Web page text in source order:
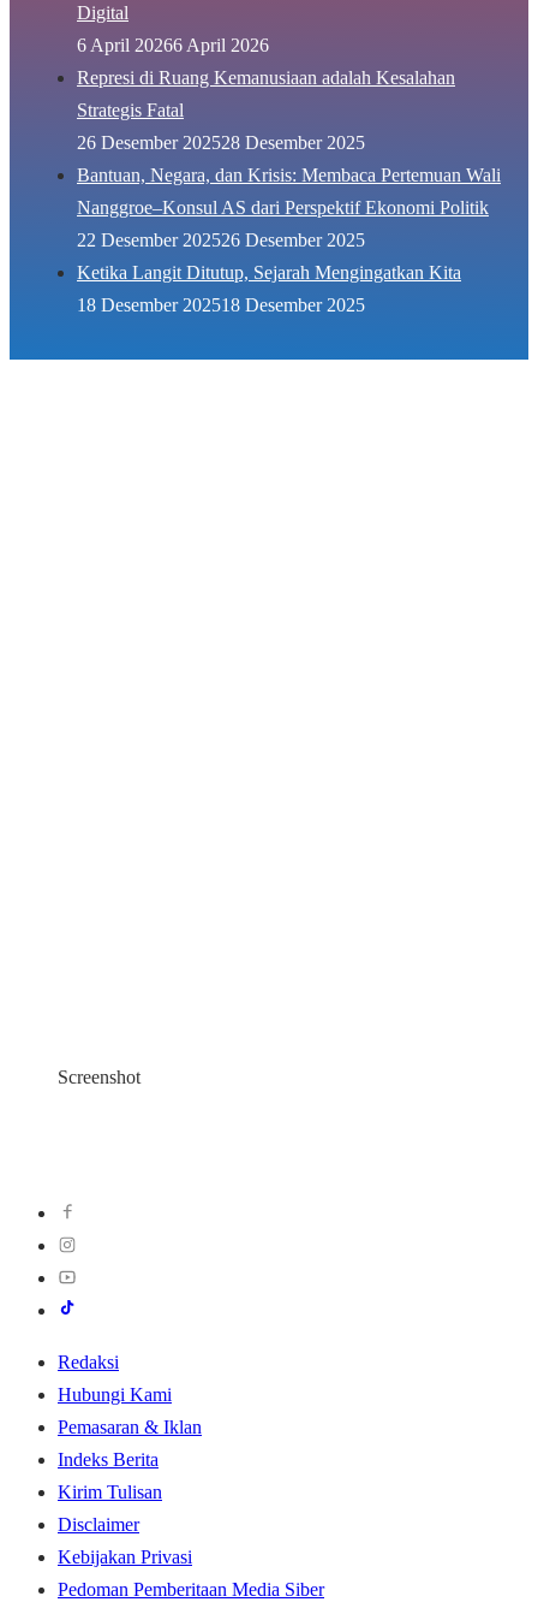
Digital
6 April 20266 April 2026
Represi di Ruang Kemanusiaan adalah Kesalahan
Strategis Fatal
26 Desember 202528 Desember 2025
Bantuan, Negara, dan Krisis: Membaca Pertemuan Wali
Nanggroe–Konsul AS dari Perspektif Ekonomi Politik
22 Desember 202526 Desember 2025
Ketika Langit Ditutup, Sejarah Mengingatkan Kita
18 Desember 202518 Desember 2025
Screenshot
Redaksi
Hubungi Kami
Pemasaran & Iklan
Indeks Berita
Kirim Tulisan
Disclaimer
Kebijakan Privasi
Pedoman Pemberitaan Media Siber